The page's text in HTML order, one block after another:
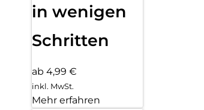
in wenigen
Schritten
ab 4,99 €
inkl. MwSt.
Mehr erfahren